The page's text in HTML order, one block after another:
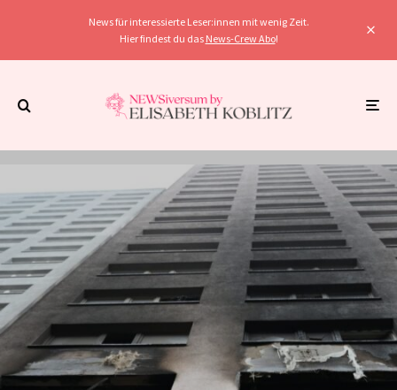
News für interessierte Leser:innen mit wenig Zeit.
Hier findest du das News-Crew Abo!